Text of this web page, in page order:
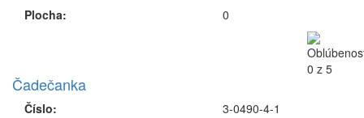
Plocha:
0
Čadečanka
Číslo:
3-0490-4-1